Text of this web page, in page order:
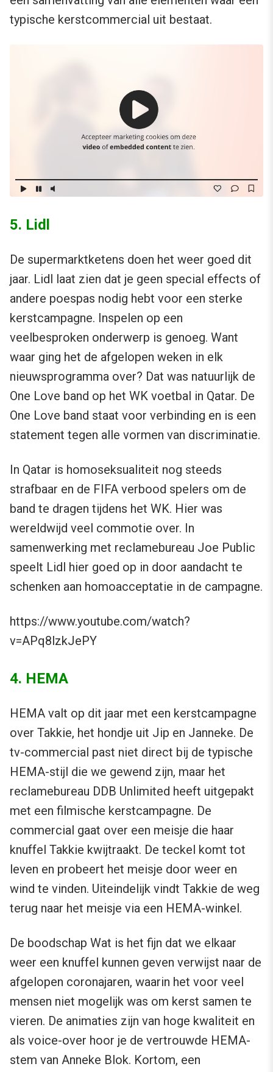
typische kerstcommercial uit bestaat.
5. Lidl
De supermarktketens doen het weer goed dit
jaar. Lidl laat zien dat je geen special effects of
andere poespas nodig hebt voor een sterke
kerstcampagne. Inspelen op een
veelbesproken onderwerp is genoeg. Want
waar ging het de afgelopen weken in elk
nieuwsprogramma over? Dat was natuurlijk de
One Love band op het WK voetbal in Qatar. De
One Love band staat voor verbinding en is een
statement tegen alle vormen van discriminatie.
In Qatar is homoseksualiteit nog steeds
strafbaar en de FIFA verbood spelers om de
band te dragen tijdens het WK. Hier was
wereldwijd veel commotie over. In
samenwerking met reclamebureau Joe Public
speelt Lidl hier goed op in door aandacht te
schenken aan homoacceptatie in de campagne.
https://www.youtube.com/watch?
v=APq8lzkJePY
4. HEMA
HEMA valt op dit jaar met een kerstcampagne
over Takkie, het hondje uit Jip en Janneke. De
tv-commercial past niet direct bij de typische
HEMA-stijl die we gewend zijn, maar het
reclamebureau DDB Unlimited heeft uitgepakt
met een filmische kerstcampagne. De
commercial gaat over een meisje die haar
knuffel Takkie kwijtraakt. De teckel komt tot
leven en probeert het meisje door weer en
wind te vinden. Uiteindelijk vindt Takkie de weg
terug naar het meisje via een HEMA-winkel.
De boodschap Wat is het fijn dat we elkaar
weer een knuffel kunnen geven verwijst naar de
afgelopen coronajaren, waarin het voor veel
mensen niet mogelijk was om kerst samen te
vieren. De animaties zijn van hoge kwaliteit en
als voice-over hoor je de vertrouwde HEMA-
stem van Anneke Blok. Kortom, een